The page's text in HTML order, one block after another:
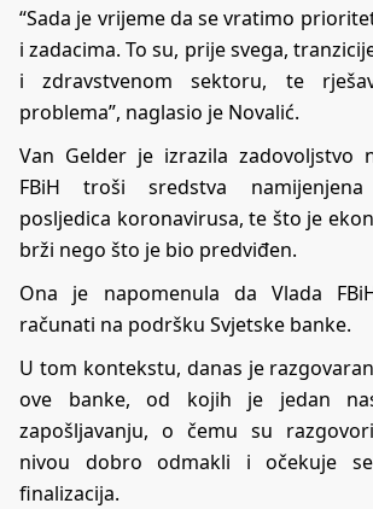
“Sada je vrijeme da se vratimo
i zadacima. To su, prije svega,
i zdravstvenom sektoru, te
problema”, naglasio je Novalić.
Van Gelder je izrazila zadovoljstvo
FBiH troši sredstva
posljedica koronavirusa, te što je
brži nego što je bio predviđen.
Ona je napomenula da Vlada
računati na podršku Svjetske banke.
U tom kontekstu, danas je
ove banke, od kojih je jedan
zapošljavanju, o čemu su
nivou dobro odmakli i očekuje
finalizacija.